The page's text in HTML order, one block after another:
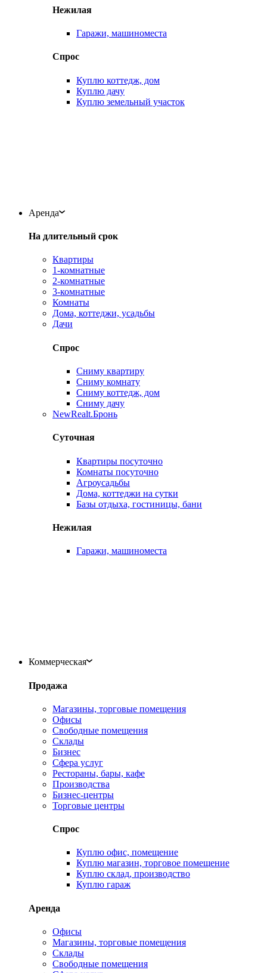
Нежилая
Гаражи, машиноместа
Спрос
Куплю коттедж, дом
Куплю дачу
Куплю земельный участок
Аренда
На длительный срок
Квартиры
1-комнатные
2-комнатные
3-комнатные
Комнаты
Дома, коттеджи, усадьбы
Дачи
Спрос
Сниму квартиру
Сниму комнату
Сниму коттедж, дом
Сниму дачу
NewRealt.Бронь
Суточная
Квартиры посуточно
Комнаты посуточно
Агроусадьбы
Дома, коттеджи на сутки
Базы отдыха, гостиницы, бани
Нежилая
Гаражи, машиноместа
Коммерческая
Продажа
Магазины, торговые помещения
Офисы
Свободные помещения
Склады
Бизнес
Сфера услуг
Рестораны, бары, кафе
Производства
Бизнес-центры
Торговые центры
Спрос
Куплю офис, помещение
Куплю магазин, торговое помещение
Куплю склад, производство
Куплю гараж
Аренда
Офисы
Магазины, торговые помещения
Склады
Свободные помещения